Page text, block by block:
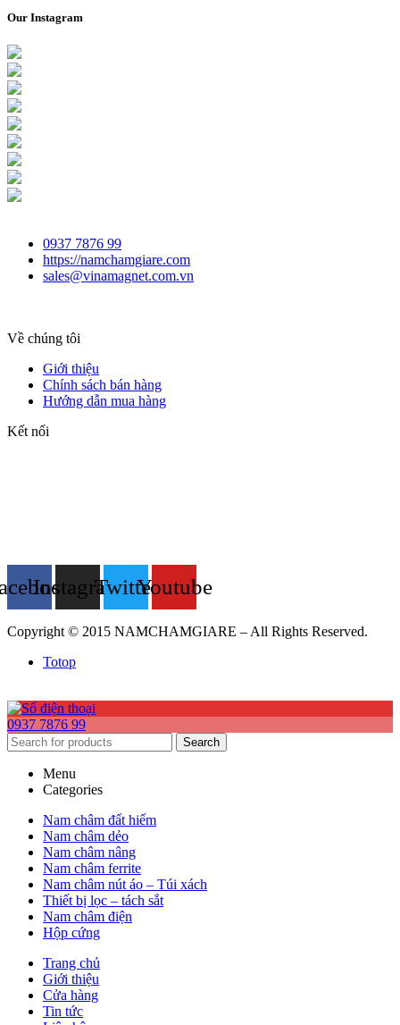
Our Instagram
0937 7876 99
https://namchamgiare.com
sales@vinamagnet.com.vn
Về chúng tôi
Giới thiệu
Chính sách bán hàng
Hướng dẫn mua hàng
Kết nối
InstagramTwitterYoutube
Copyright © 2015 NAMCHAMGIARE – All Rights Reserved.
Totop
0937 7876 99
Search
Menu
Categories
Nam châm đất hiếm
Nam châm dẻo
Nam châm nâng
Nam châm ferrite
Nam châm nút áo – Túi xách
Thiết bị lọc – tách sắt
Nam châm điện
Hộp cứng
Trang chủ
Giới thiệu
Cửa hàng
Tin tức